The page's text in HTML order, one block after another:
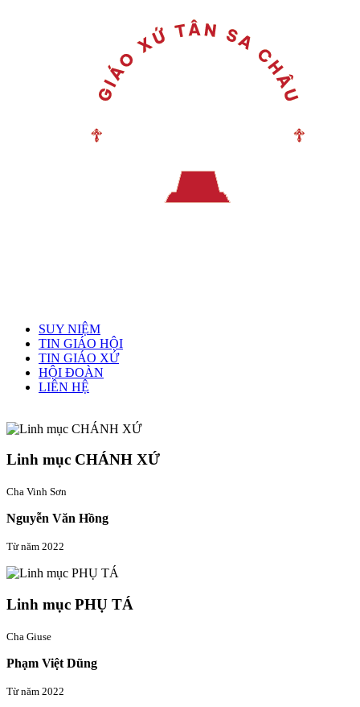
SUY NIỆM
TIN GIÁO HỘI
TIN GIÁO XỨ
HỘI ĐOÀN
LIÊN HỆ
Linh mục CHÁNH XỨ
Cha Vinh Sơn
Nguyễn Văn Hồng
Từ năm 2022
Linh mục PHỤ TÁ
Cha Giuse
Phạm Việt Dũng
Từ năm 2022